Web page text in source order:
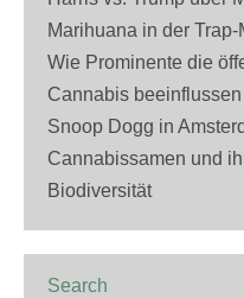
Marihuana in der Trap-
Wie Prominente die
Cannabis beeinflussen
Snoop Dogg in
Cannabissamen und
Biodiversität
Search